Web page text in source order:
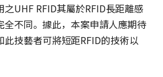
UHF RFID其屬於RFID長距離感
全不同。據此，本案申請人應期待
技藝者可將短距RFID的技術以